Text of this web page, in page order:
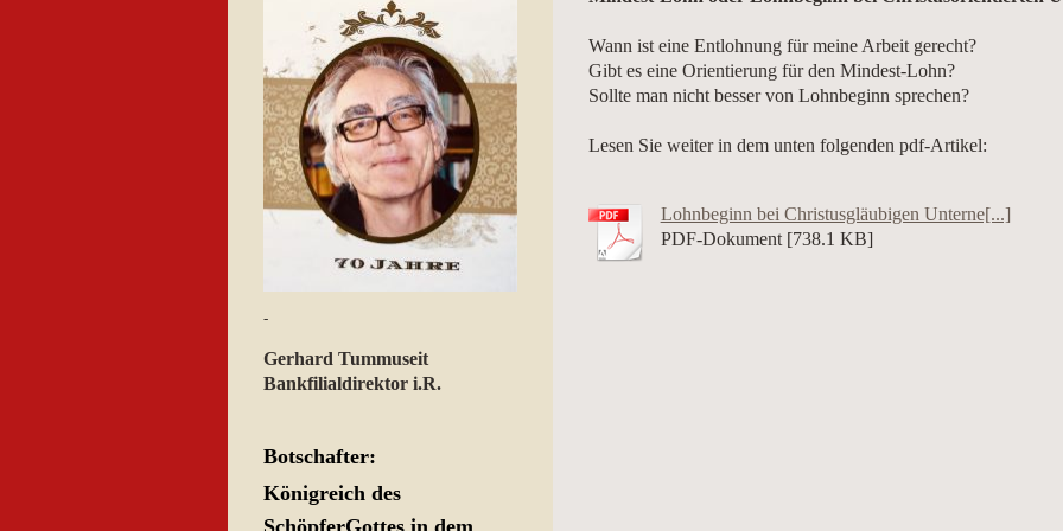
Wann ist eine Entlohnung für meine Arbeit gerecht?
Gibt es eine Orientierung für
Sollte man nicht besser von Lohnbeginn sprechen?
Lesen Sie weiter in dem unten folgenden pdf-Artikel:
Lohnbeginn bei Christusgläubigen Unterne[...]
PDF-Dokument [738.1 KB]
-
Gerhard Tummuseit
Bankfilialdirektor i.R.
Botschafter:
Königreich des
SchöpferGottes in dem